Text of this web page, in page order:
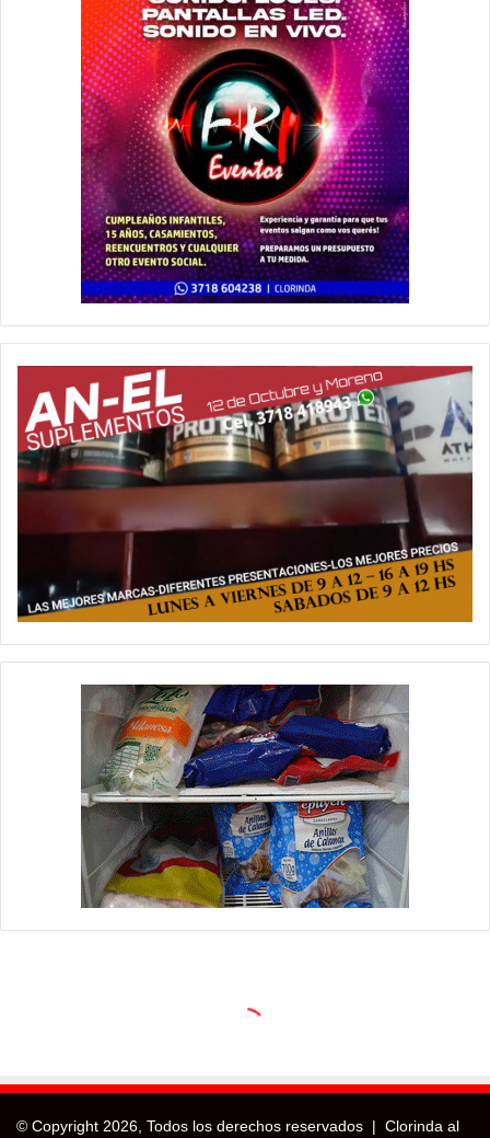
© Copyright 2026, Todos los derechos reservados | Clorinda al